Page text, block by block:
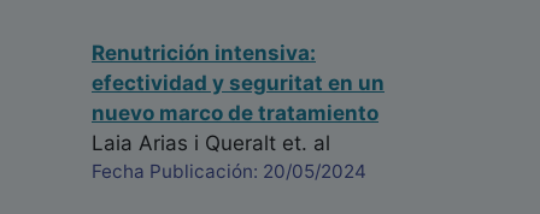
Renutrición intensiva:
efectividad y seguritat en un
nuevo marco de tratamiento
Laia Arias i Queralt et. al
Fecha Publicación: 20/05/2024